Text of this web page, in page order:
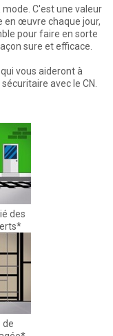
mode. C'est une valeur
en œuvre chaque jour,
pour faire en sorte
sure et efficace.
vous aideront à
avec le CN.
des
de